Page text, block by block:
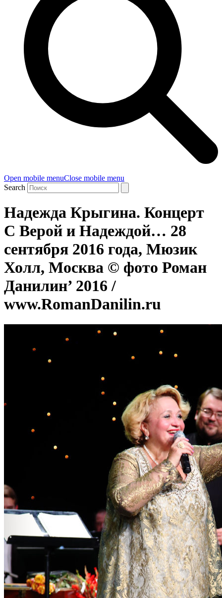
Open mobile menuClose mobile menu
Search
Надежда Крыгина. Концерт
С Верой и Надеждой… 28
сентября 2016 года, Мюзик
Холл, Москва © фото Роман
Данилин’ 2016 /
www.RomanDanilin.ru